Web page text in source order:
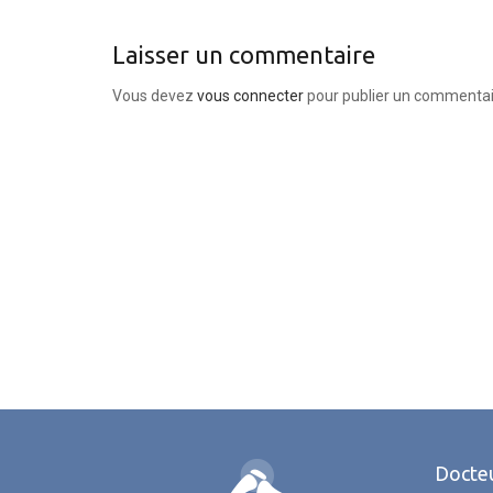
Laisser un commentaire
Vous devez vous connecterpour publier un